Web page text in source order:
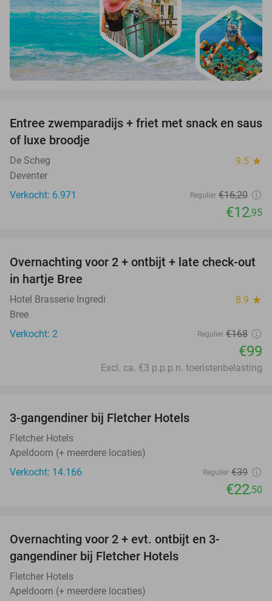
20%
Entree zwemparadijs + friet met snack en saus
of luxe broodje
De Scheg 9.5 star
Deventer
Verkocht: 6.971
Regulier €16,20
€12,95
41%
TODAY
Overnachting voor 2 + ontbijt + late check-out
in hartje Bree
Hotel Brasserie Ingredi 8.9 star
Bree
Verkocht: 2
Regulier €168
€99
Excl. ca. €3 p.p.p.n. toeristenbelasting
3-gangendiner bij Fletcher Hotels
Fletcher Hotels
Apeldoorn (+ meerdere locaties)
Verkocht: 14.166
Regulier €39
€22,50
Overnachting voor 2 + evt. ontbijt en 3-
gangendiner bij Fletcher Hotels
Fletcher Hotels
Apeldoorn (+ meerdere locaties)